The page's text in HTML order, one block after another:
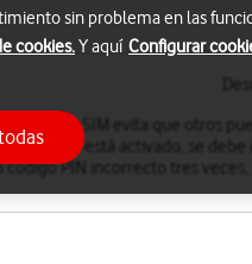
tu tarjeta SIM evita que otros
PIN está activado, se
código PIN incorrecto tres
sin problema en las
cookies.Y aquí Configurar